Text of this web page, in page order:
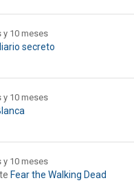
y 10 meses
secreto
y 10 meses
y 10 meses
Fear the Walking Dead